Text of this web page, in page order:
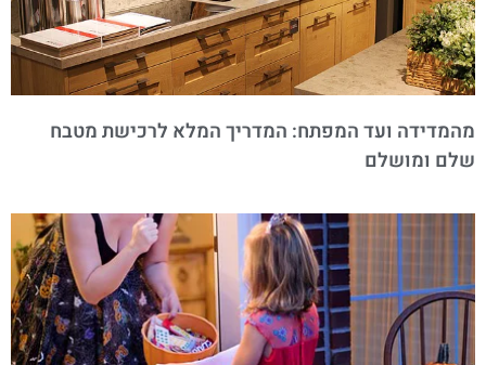
מהמדידה ועד המפתח: המדריך המלא לרכישת מטבח
שלם ומושלם